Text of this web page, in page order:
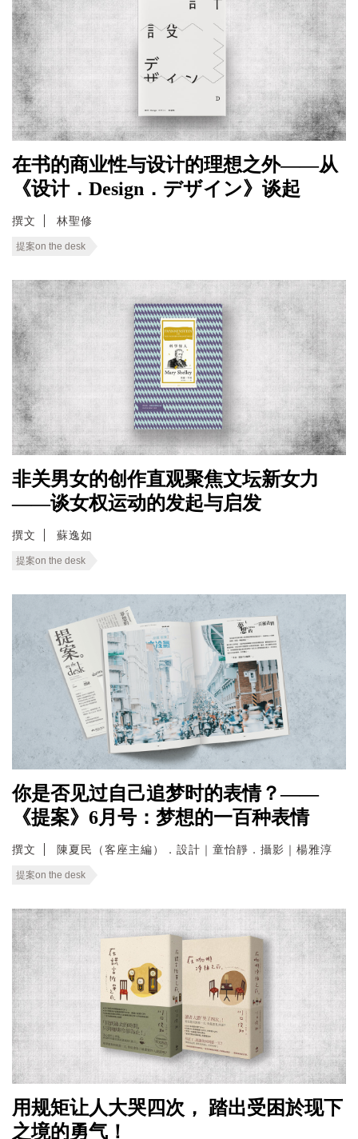
在书的商业性与设计的理想之外——从
《设计．Design．デザイン》谈起
撰文 林聖修
提案on the desk
非关男女的创作直观聚焦文坛新女力
——谈女权运动的发起与启发
撰文 蘇逸如
提案on the desk
你是否见过自己追梦时的表情？——
《提案》6月号：梦想的一百种表情
撰文 陳夏民（客座主編）．設計｜童怡靜．攝影｜楊雅淳
提案on the desk
用规矩让人大哭四次， 踏出受困於现下
之境的勇气！